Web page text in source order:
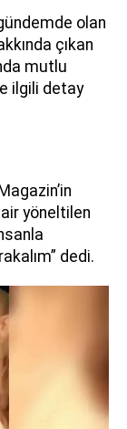
olan
çıkan
mutlu
ilgili detay
yöneltilen
dedi.